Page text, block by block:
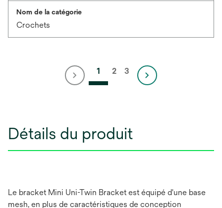
Nom de la catégorie
Crochets
1 2 3
Détails du produit
Le bracket Mini Uni-Twin Bracket est équipé d'une base
mesh, en plus de caractéristiques de conception